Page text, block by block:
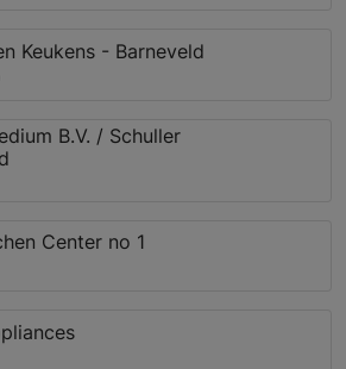
Keukens - Barneveld
B.V. / Schuller
Center no 1